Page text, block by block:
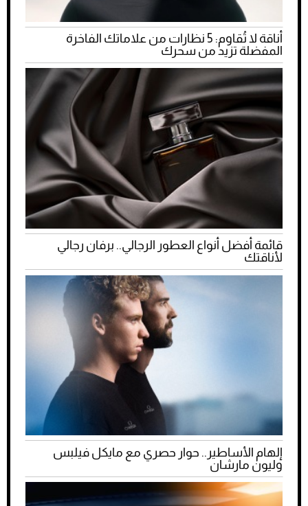
أناقة لا تُقاوم: 5 نظارات من علاماتك الفاخرة
المفضلة تزيد من سحرك
قائمة أفضل أنواع العطور الرجالي.. برفان رجالي
لأناقتك
إلهام الأساطير.. حوار حصري مع مايكل فيلبس
وليون مارشان